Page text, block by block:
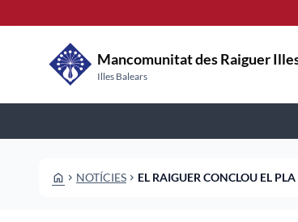
Mancomunitat des Raiguer
Illes Balears
HOME CHEVRON_RIGHT NOTÍCIES CHEVRON_RIGHT EL RAIGUER CONCLOU EL